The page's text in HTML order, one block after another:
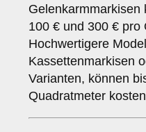
Gelenkarmmarkisen
100 € und 300 € pro
Hochwertigere
Kassettenmarkisen
Varianten, können
Quadratmeter